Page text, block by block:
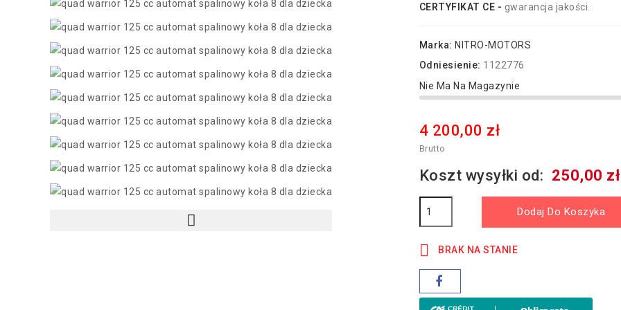
CERTYFIKAT CE - gwarancja jakości.
Marka: NITRO-MOTORS
Odniesienie: 1122776
Nie Ma Na Magazynie
4 200,00 zł
Brutto
Koszt wysyłki od: 250,00 zł
Dodaj Do Koszyka
 BRAK NA STANIE